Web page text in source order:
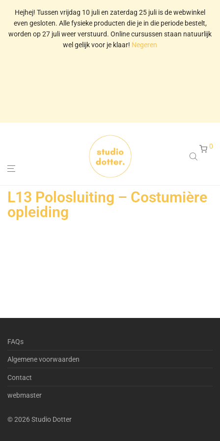
Hejhej! Tussen vrijdag 10 juli en zaterdag 25 juli is de webwinkel
even gesloten. Alle fysieke producten die je in die periode bestelt,
worden op 27 juli weer verstuurd. Online cursussen staan natuurlijk
wel gelijk voor je klaar! Negeren
0
L13 Polosluiting – Costumière
opleiding
FAQs
Algemene voorwaarden
Contact
webmaster
©2026 Studio Dotter